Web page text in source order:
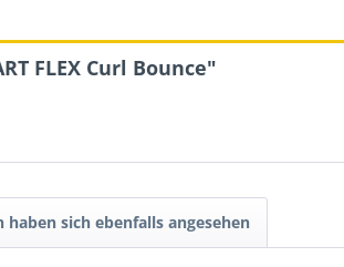
FLEX Curl Bounce"
haben sich ebenfalls angesehen